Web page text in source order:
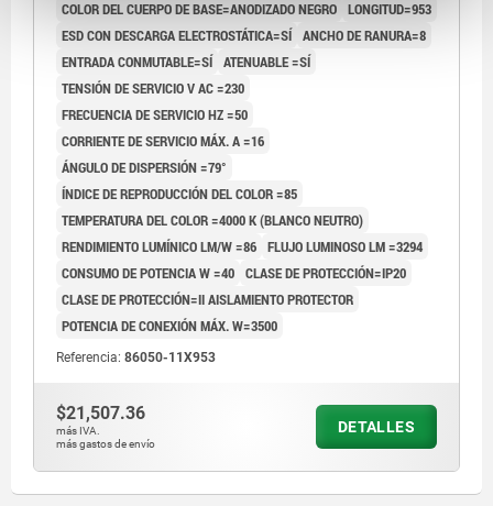
COLOR DEL CUERPO DE BASE=ANODIZADO NEGRO LONGITUD=953
ESD CON DESCARGA ELECTROSTÁTICA=SÍ ANCHO DE RANURA=8
ENTRADA CONMUTABLE=SÍ ATENUABLE =SÍ
TENSIÓN DE SERVICIO V AC =230
FRECUENCIA DE SERVICIO HZ =50
CORRIENTE DE SERVICIO MÁX. A =16
ÁNGULO DE DISPERSIÓN =79°
ÍNDICE DE REPRODUCCIÓN DEL COLOR =85
TEMPERATURA DEL COLOR =4000 K (BLANCO NEUTRO)
RENDIMIENTO LUMÍNICO LM/W =86 FLUJO LUMINOSO LM =3294
CONSUMO DE POTENCIA W =40 CLASE DE PROTECCIÓN=IP20
CLASE DE PROTECCIÓN=II AISLAMIENTO PROTECTOR
POTENCIA DE CONEXIÓN MÁX. W=3500
Referencia: 86050-11X953
$21,507.36
más IVA.
más gastos de envío
DETALLES